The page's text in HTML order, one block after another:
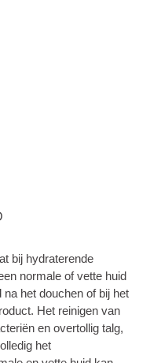
bij hydraterende
normale of vette huid
het douchen of bij het
Het reinigen van
en overtollig talg,
het